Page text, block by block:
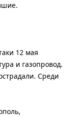
12 мая
и газопровод.
Среди